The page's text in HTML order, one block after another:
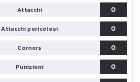
Attacchi
0
Attacchi pericolosi
0
Corners
0
Punizioni
0